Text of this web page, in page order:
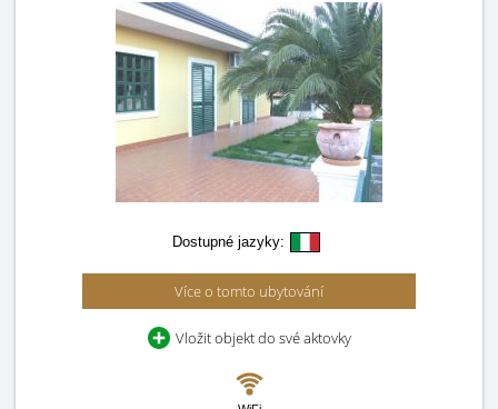
Dostupné jazyky:
Více o tomto ubytování
Vložit objekt do své aktovky